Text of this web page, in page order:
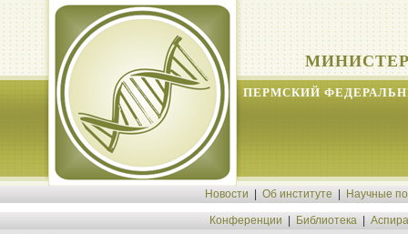
ПЕРМСКИЙ
Новости Об институте Научные
Конференции Библиотека